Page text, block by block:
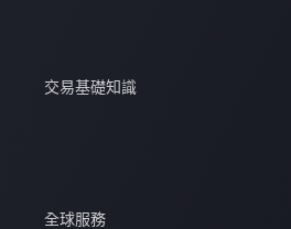
交易基礎知識
全球服務